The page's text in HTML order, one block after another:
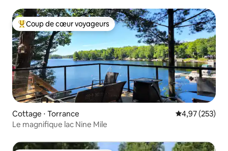
Coups de cœur voyageurs les plus appréciés
Coup de cœur voyageurs
Cottage ⋅ Torrance Évaluation
4,97 (253)
Le magnifique lac Nine Mile